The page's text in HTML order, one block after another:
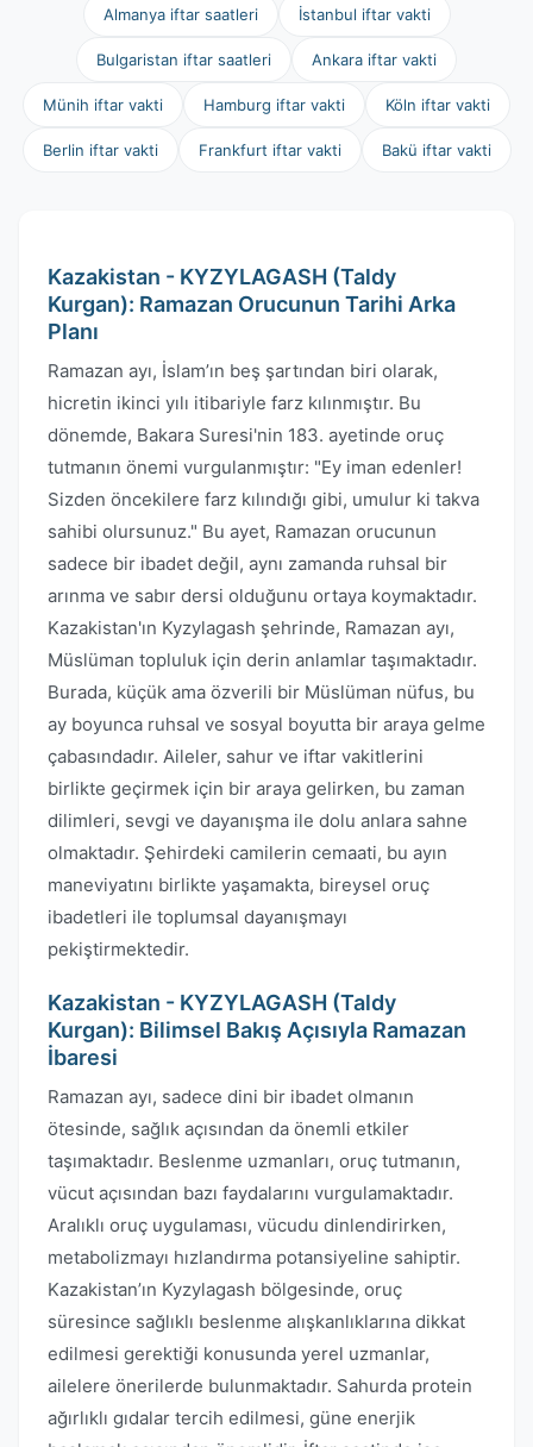
Almanya iftar saatleri İstanbul iftar vakti
Bulgaristan iftar saatleri Ankara iftar vakti
Münih iftar vakti Hamburg iftar vakti Köln iftar vakti
Berlin iftar vakti Frankfurt iftar vakti Bakü iftar vakti
Kazakistan - KYZYLAGASH (Taldy
Kurgan): Ramazan Orucunun Tarihi Arka
Planı
Ramazan ayı, İslam’ın beş şartından biri olarak,
hicretin ikinci yılı itibariyle farz kılınmıştır. Bu
dönemde, Bakara Suresi'nin 183. ayetinde oruç
tutmanın önemi vurgulanmıştır: "Ey iman edenler!
Sizden öncekilere farz kılındığı gibi, umulur ki takva
sahibi olursunuz." Bu ayet, Ramazan orucunun
sadece bir ibadet değil, aynı zamanda ruhsal bir
arınma ve sabır dersi olduğunu ortaya koymaktadır.
Kazakistan'ın Kyzylagash şehrinde, Ramazan ayı,
Müslüman topluluk için derin anlamlar taşımaktadır.
Burada, küçük ama özverili bir Müslüman nüfus, bu
ay boyunca ruhsal ve sosyal boyutta bir araya gelme
çabasındadır. Aileler, sahur ve iftar vakitlerini
birlikte geçirmek için bir araya gelirken, bu zaman
dilimleri, sevgi ve dayanışma ile dolu anlara sahne
olmaktadır. Şehirdeki camilerin cemaati, bu ayın
maneviyatını birlikte yaşamakta, bireysel oruç
ibadetleri ile toplumsal dayanışmayı
pekiştirmektedir.
Kazakistan - KYZYLAGASH (Taldy
Kurgan): Bilimsel Bakış Açısıyla Ramazan
İbaresi
Ramazan ayı, sadece dini bir ibadet olmanın
ötesinde, sağlık açısından da önemli etkiler
taşımaktadır. Beslenme uzmanları, oruç tutmanın,
vücut açısından bazı faydalarını vurgulamaktadır.
Aralıklı oruç uygulaması, vücudu dinlendirirken,
metabolizmayı hızlandırma potansiyeline sahiptir.
Kazakistan’ın Kyzylagash bölgesinde, oruç
süresince sağlıklı beslenme alışkanlıklarına dikkat
edilmesi gerektiği konusunda yerel uzmanlar,
ailelere önerilerde bulunmaktadır. Sahurda protein
ağırlıklı gıdalar tercih edilmesi, güne enerjik